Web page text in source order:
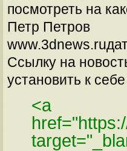
посмотреть на
Петр Петров
Ссылку на
установить к
<a